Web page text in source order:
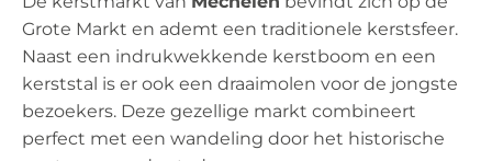
Grote Markt en ademt een traditionele kerstsfeer.
Naast een indrukwekkende kerstboom en een
kerststal is er ook een draaimolen voor de jongste
bezoekers. Deze gezellige markt combineert
perfect met een wandeling door het historische